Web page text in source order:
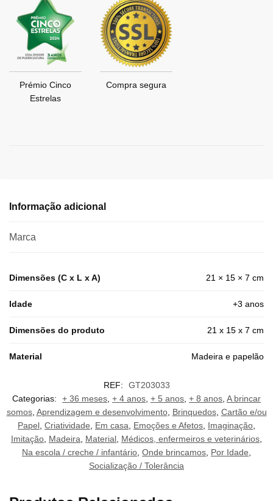
Prémio Cinco
Estrelas
Compra segura
Informação adicional
Marca
Dimensões (C x L x A) 21 × 15 × 7 cm
Idade +3 anos
Dimensões do produto 21 x 15 x 7 cm
Material Madeira e papelão
REF:
GT203033
Categorias:
+ 36 meses + 4 anos + 5 anos + 8 anos A brincar
somos, Aprendizagem e desenvolvimento, Brinquedos, Cartão e/ou
Papel Criatividade Em casa Emoções e Afetos Imaginação
Imitação Madeira Material Médicos, enfermeiros e veterinários
Na escola / creche / infantário Onde brincamos Por Idade
Socialização / Tolerância